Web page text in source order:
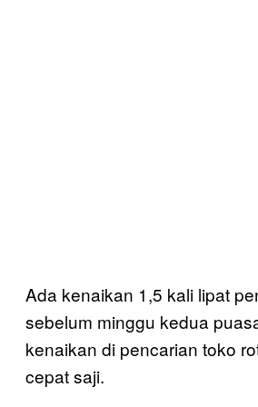
Ada kenaikan 1,5 kali lipat
sebelum minggu kedua
kenaikan di pencarian toko
cepat saji.